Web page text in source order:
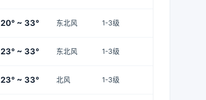
20° ~ 33° 东北风 1-3级
23° ~ 33° 东北风 1-3级
23° ~ 33° 北风 1-3级